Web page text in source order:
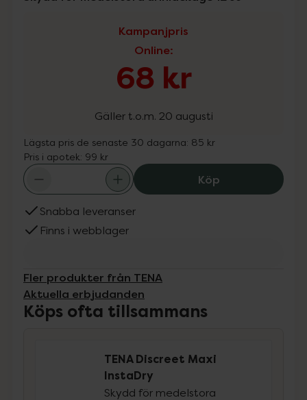
Kampanjpris
Online:
68 kr
Gäller t.o.m. 20 augusti
Lägsta pris de senaste 30 dagarna: 85 kr
Pris i apotek: 99 kr
KöpTENA Discreet
Snabba leveranser
Finns i webblager
Fler produkter från TENA
Aktuella erbjudanden
Köps ofta tillsammans
TENA Discreet Maxi
InstaDry
Skydd för medelstora